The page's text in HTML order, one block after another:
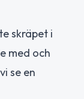
skräpet i
med och
se en